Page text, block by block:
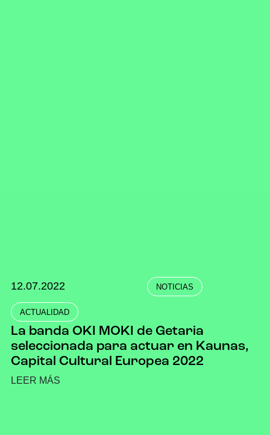
12.07.2022 NOTICIAS
ACTUALIDAD
La banda OKI MOKI de Getaria
seleccionada para actuar en Kaunas,
Capital Cultural Europea 2022
LEER MÁS